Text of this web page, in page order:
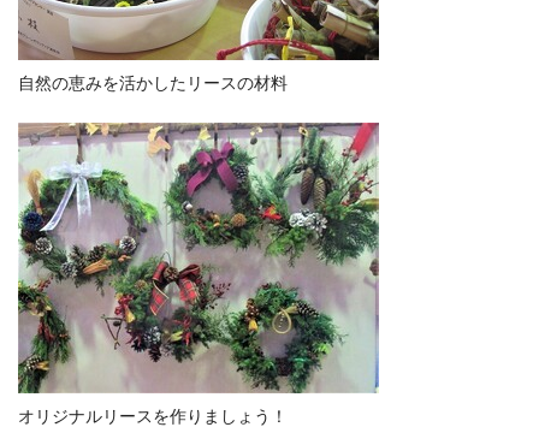
自然の恵みを活かしたリースの材料
オリジナルリースを作りましょう！